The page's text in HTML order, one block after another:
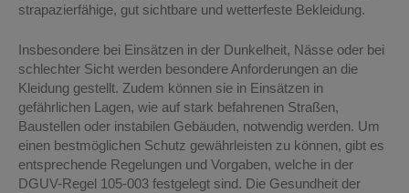
strapazierfähige, gut sichtbare und wetterfeste Bekleidung.
Insbesondere bei Einsätzen in der Dunkelheit, Nässe oder bei
schlechter Sicht werden besondere Anforderungen an die
Kleidung gestellt. Zudem können sie in Einsätzen in
gefährlichen Lagen, wie auf stark befahrenen Straßen,
Baustellen oder instabilen Gebäuden, notwendig werden. Um
einen bestmöglichen Schutz gewährleisten zu können, gibt es
entsprechende Regelungen und Vorgaben, welche in der
DGUV-Regel 105-003 festgelegt sind. Die Gesundheit der